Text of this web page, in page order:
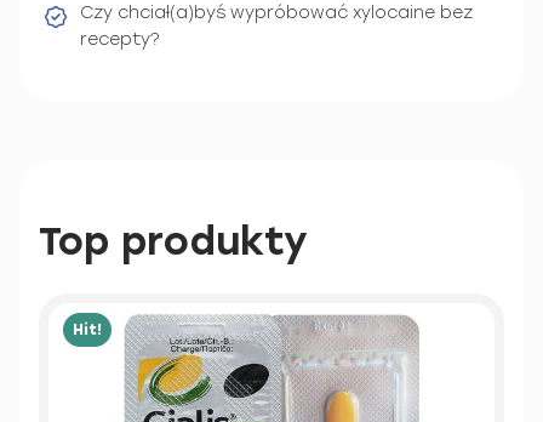
Czy chciał(a)byś wypróbować xylocaine bez
recepty?
Top produkty
Hit!